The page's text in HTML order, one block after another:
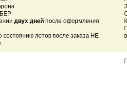
двух днейпосле оформления
состоянию лотов после заказа НЕ